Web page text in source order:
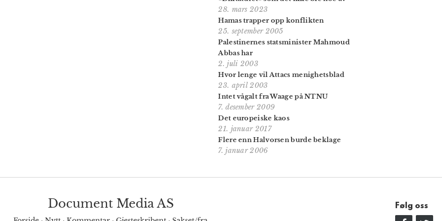
28. mars 2023
Hamas trapper opp konflikten
25. september 2005
Palestinernes statsminister Mahmoud
Abbas har
2. juli 2003
Hvor lenge vil Attacs menighetsblad
23. april 2003
Intet vågalt fra Waage på NTNU
7. desember 2009
Det europeiske kaos
21. januar 2017
Flere enn Halvorsen burde beklage
7. januar 2006
Document Media AS Følg oss